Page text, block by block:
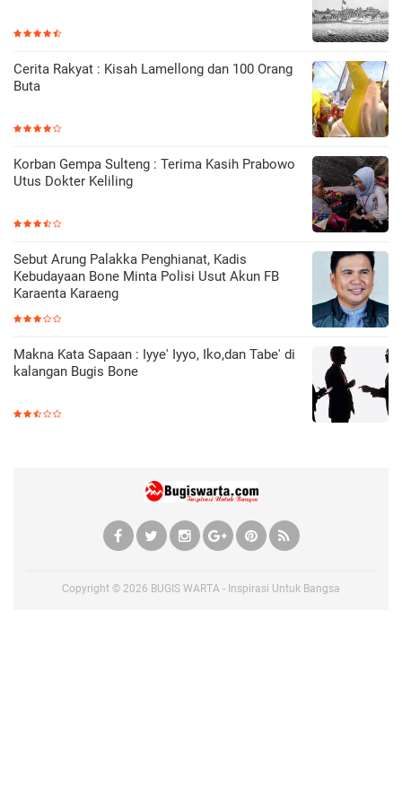
Cerita Rakyat : Kisah Lamellong dan 100 Orang
Buta
Korban Gempa Sulteng : Terima Kasih Prabowo
Utus Dokter Keliling
Sebut Arung Palakka Penghianat, Kadis
Kebudayaan Bone Minta Polisi Usut Akun FB
Karaenta Karaeng
Makna Kata Sapaan : Iyye' Iyyo, Iko,dan Tabe' di
kalangan Bugis Bone
Copyright © 2026 BUGIS WARTA - Inspirasi Untuk Bangsa